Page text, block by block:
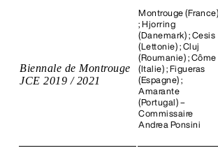
Biennale de Montrouge
JCE 2019 / 2021
Montrouge (France)
; Hjorring
(Danemark) ; Cesis
(Lettonie) ; Cluj
(Roumanie) ; Côme
(Italie) ; Figueras
(Espagne) ;
Amarante
(Portugal) –
Commissaire
Andrea Ponsini